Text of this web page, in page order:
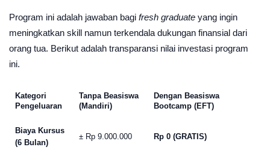
Program ini adalah jawaban bagi fresh graduate yang ingin
meningkatkan skill namun terkendala dukungan finansial dari
orang tua. Berikut adalah transparansi nilai investasi program
ini.
Kategori
Pengeluaran
Tanpa Beasiswa
(Mandiri)
Dengan Beasiswa
Bootcamp (EFT)
Biaya Kursus
(6 Bulan)
± Rp 9.000.000 Rp 0 (GRATIS)